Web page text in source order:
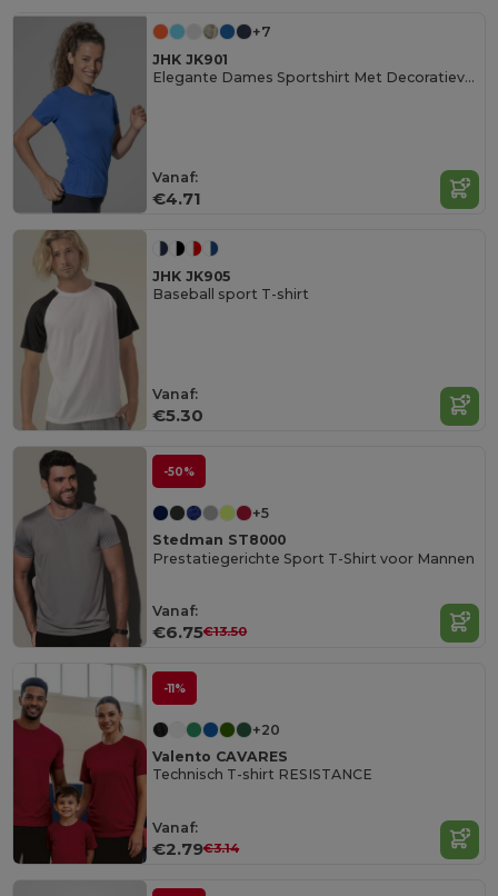
+7
JHK JK901
Elegante Dames Sportshirt Met Decoratieve Naden
Vanaf:
€4.71
JHK JK905
Baseball sport T-shirt
Vanaf:
€5.30
-50%
+5
Stedman ST8000
Prestatiegerichte Sport T-Shirt voor Mannen
Vanaf:
€6.75€13.50
-11%
+20
Valento CAVARES
Technisch T-shirt RESISTANCE
Vanaf:
€2.79€3.14